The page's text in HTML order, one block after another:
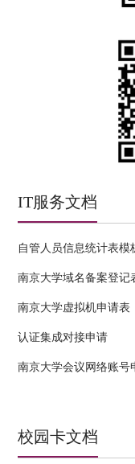
IT服务文档
自管人员信息统计表模
南京大学域名备案登记
南京大学虚拟机申请表
认证集成对接申请
南京大学会议网络账号
校园卡文档